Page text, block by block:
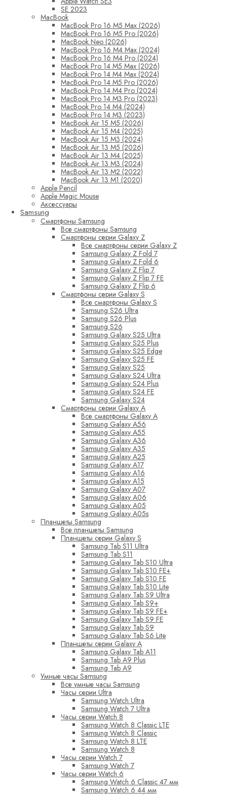
SE 2023
MacBook
MacBook Pro 16 M5 Max (2026)
MacBook Pro 16 M5 Pro (2026)
MacBook Neo (2026)
MacBook Pro 16 M4 Max (2024)
MacBook Pro 16 M4 Pro (2024)
MacBook Pro 14 M5 Max (2026)
MacBook Pro 14 M4 Max (2024)
MacBook Pro 14 M5 Pro (2026)
MacBook Pro 14 M4 Pro (2024)
MacBook Pro 14 M3 Pro (2023)
MacBook Pro 14 M4 (2024)
MacBook Pro 14 M3 (2023)
MacBook Air 15 M5 (2026)
MacBook Air 15 M4 (2025)
MacBook Air 15 M3 (2024)
MacBook Air 13 M5 (2026)
MacBook Air 13 M4 (2025)
MacBook Air 13 M3 (2024)
MacBook Air 13 M2 (2022)
MacBook Air 13 M1 (2020)
Apple Pencil
Apple Magic Mouse
Аксессуары
Samsung
Смартфоны Samsung
Все смартфоны Samsung
Смартфоны серии Galaxy Z
Все смартфоны серии Galaxy Z
Samsung Galaxy Z Fold 7
Samsung Galaxy Z Fold 6
Samsung Galaxy Z Flip 7
Samsung Galaxy Z Flip 7 FE
Samsung Galaxy Z Flip 6
Смартфоны серии Galaxy S
Все смартфоны Galaxy S
Samsung S26 Ultra
Samsung S26 Plus
Samsung S26
Samsung Galaxy S25 Ultra
Samsung Galaxy S25 Plus
Samsung Galaxy S25 Edge
Samsung Galaxy S25 FE
Samsung Galaxy S25
Samsung Galaxy S24 Ultra
Samsung Galaxy S24 Plus
Samsung Galaxy S24 FE
Samsung Galaxy S24
Смартфоны серии Galaxy A
Все смартфоны Galaxy A
Samsung Galaxy A56
Samsung Galaxy A55
Samsung Galaxy A36
Samsung Galaxy A35
Samsung Galaxy A25
Samsung Galaxy A17
Samsung Galaxy A16
Samsung Galaxy A15
Samsung Galaxy A07
Samsung Galaxy A06
Samsung Galaxy A05
Samsung Galaxy A05s
Планшеты Samsung
Все планшеты Samsung
Планшеты серии Galaxy S
Samsung Tab S11 Ultra
Samsung Tab S11
Samsung Galaxy Tab S10 Ultra
Samsung Galaxy Tab S10 FE+
Samsung Galaxy Tab S10 FE
Samsung Galaxy Tab S10 Lite
Samsung Galaxy Tab S9 Ultra
Samsung Galaxy Tab S9+
Samsung Galaxy Tab S9 FE+
Samsung Galaxy Tab S9 FE
Samsung Galaxy Tab S9
Samsung Galaxy Tab S6 Lite
Планшеты серии Galaxy A
Samsung Galaxy Tab A11
Samsung Tab A9 Plus
Samsung Tab A9
Умные часы Samsung
Все умные часы Samsung
Часы серии Ultra
Samsung Watch Ultra
Samsung Watch 7 Ultra
Часы серии Watch 8
Samsung Watch 8 Classic LTE
Samsung Watch 8 Classic
Samsung Watch 8 LTE
Samsung Watch 8
Часы серии Watch 7
Samsung Watch 7
Часы серии Watch 6
Samsung Watch 6 Classic 47 мм
Samsung Watch 6 44 мм